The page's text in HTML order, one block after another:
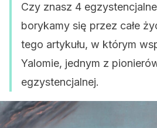
Czy znasz 4
borykamy się przez całe
tego artykułu, w którym
Yalomie, jednym z
egzystencjalnej.